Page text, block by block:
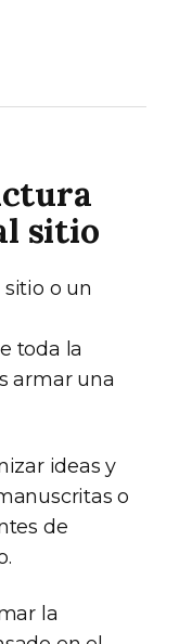
sitio
o un
toda la
armar una
ideas y
o
de
la